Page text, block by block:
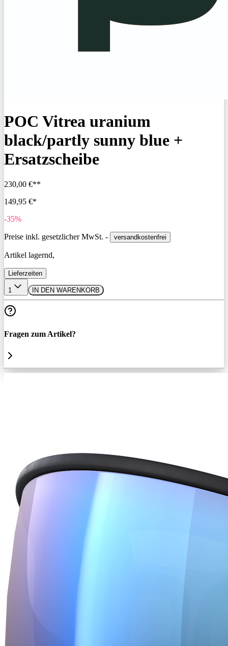
POC Vitrea uranium
black/partly sunny blue +
Ersatzscheibe
230,00 €**
149,95 €*
-35%
Preise inkl. gesetzlicher MwSt. - versandkostenfrei
Artikel lagernd,
Lieferzeiten
1 IN DEN WARENKORB
Fragen zum Artikel?